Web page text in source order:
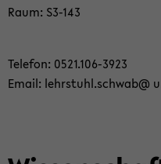
Raum: S3-​143
Te­le­fon: 0521.106-​3923
Email: lehr­stuhl.schwab@